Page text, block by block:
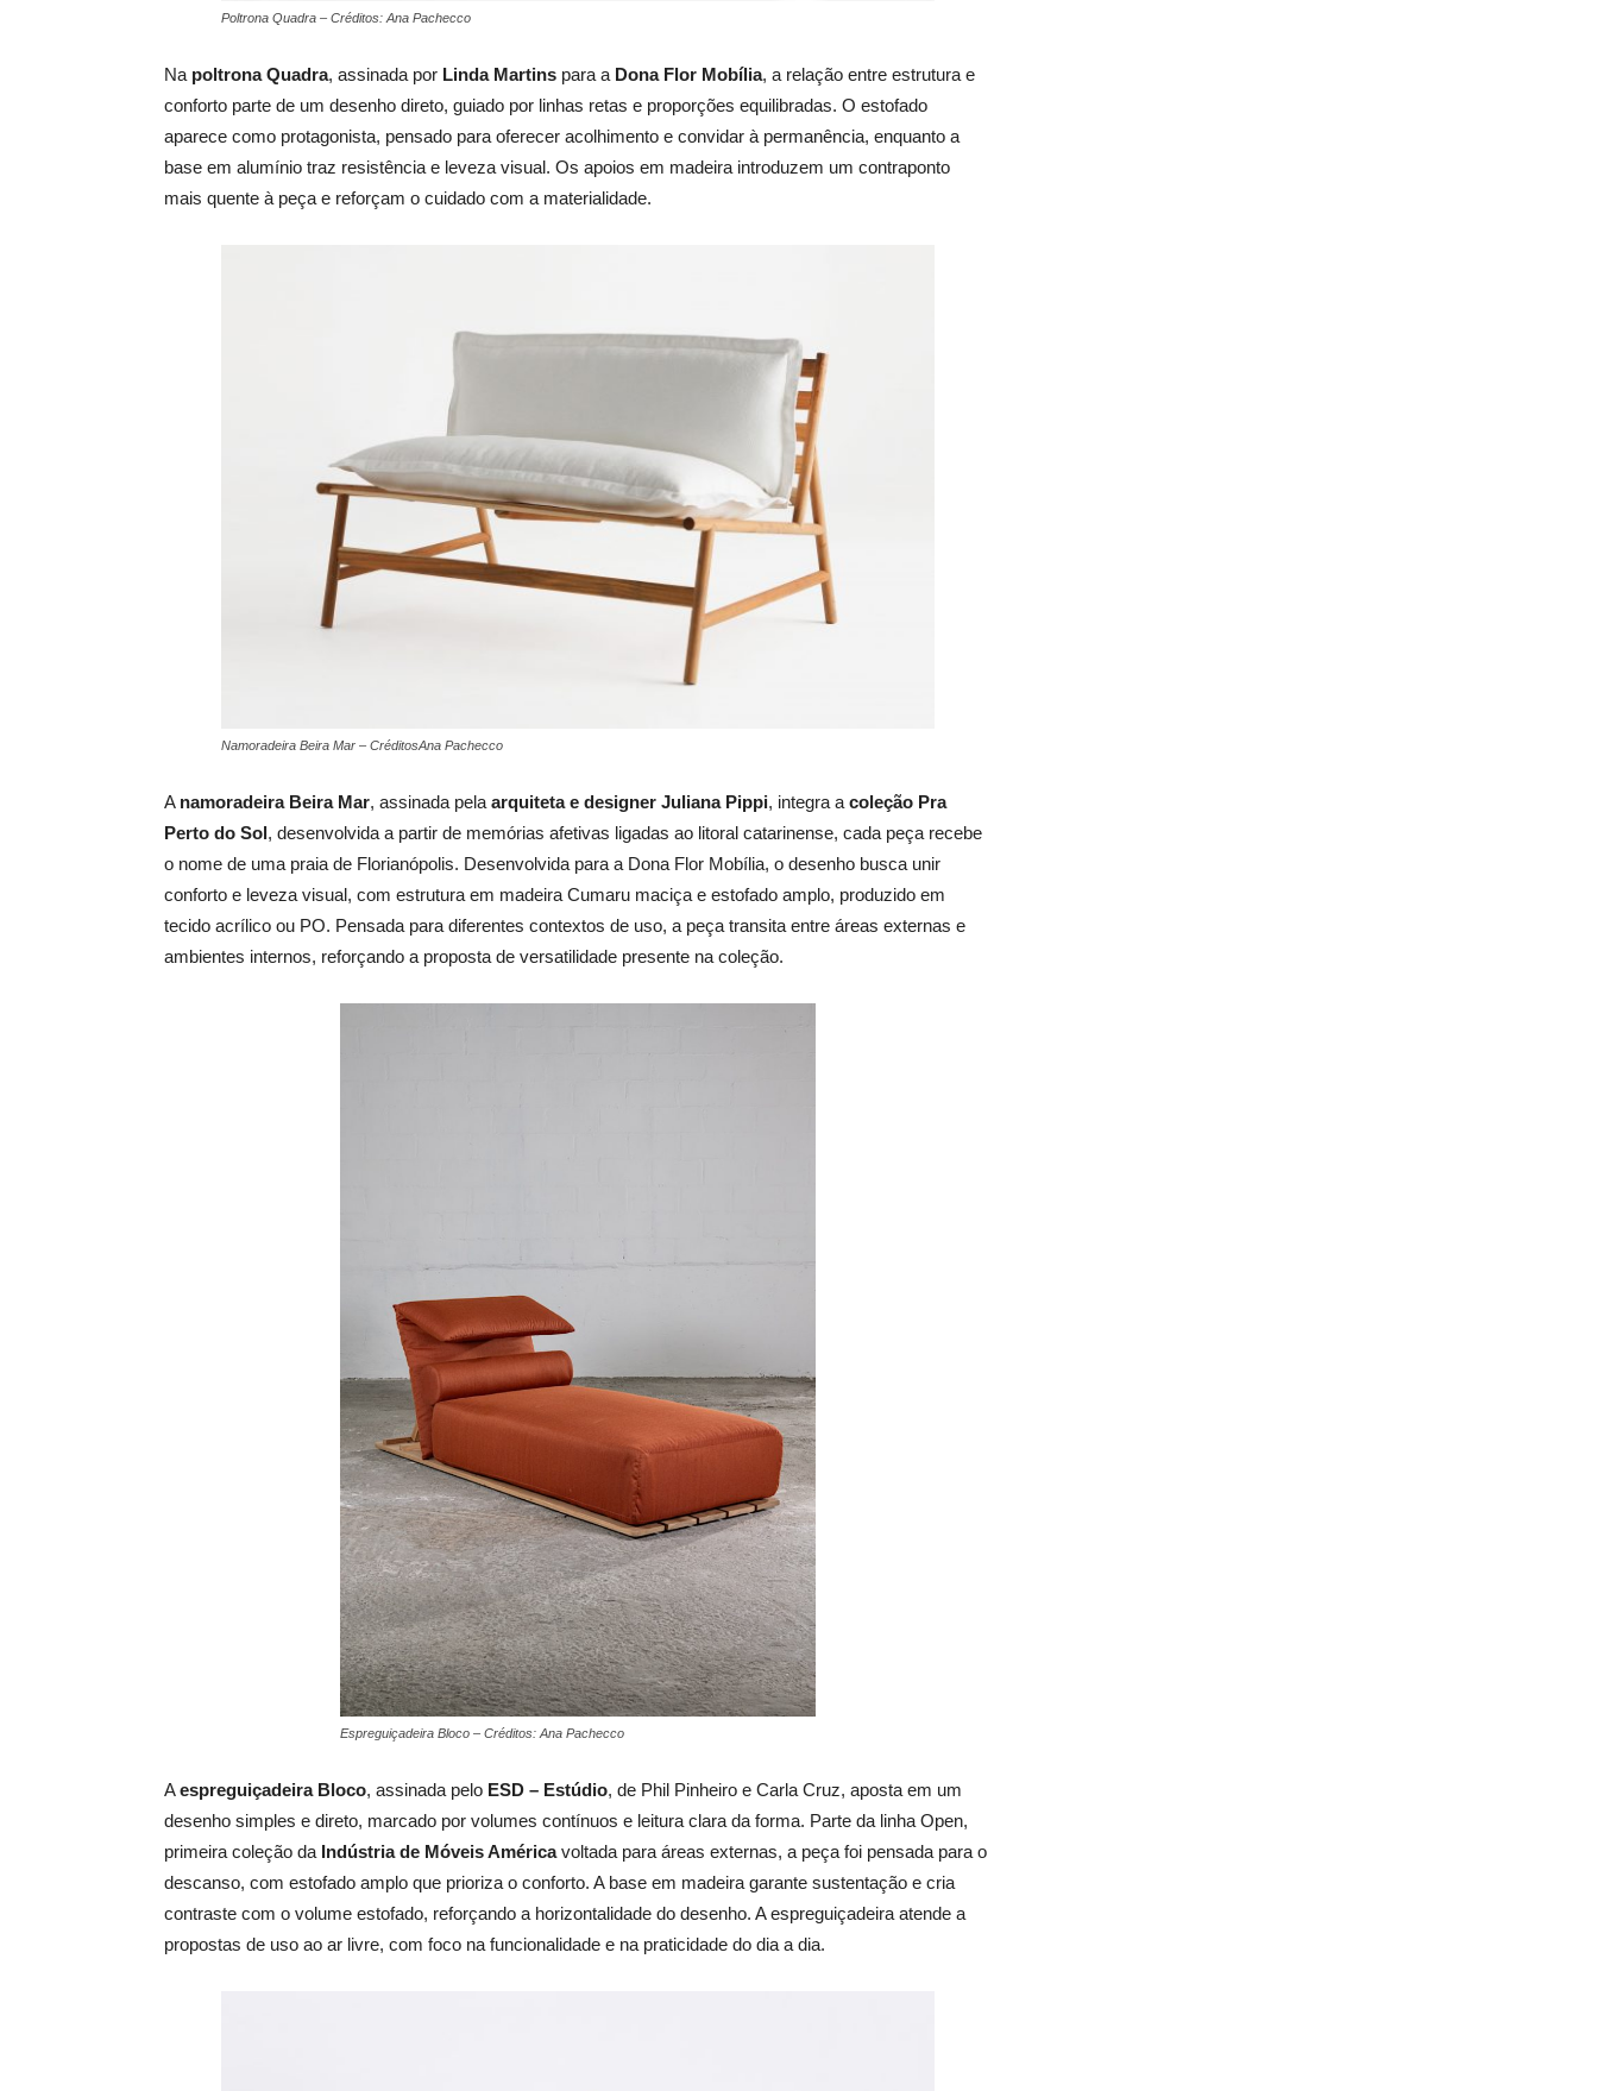
Poltrona Quadra – Créditos: Ana Pachecco
Na poltrona Quadra, assinada por Linda Martins para a Dona Flor Mobília, a relação entre estrutura e
conforto parte de um desenho direto, guiado por linhas retas e proporções equilibradas. O estofado
aparece como protagonista, pensado para oferecer acolhimento e convidar à permanência, enquanto a
base em alumínio traz resistência e leveza visual. Os apoios em madeira introduzem um contraponto
mais quente à peça e reforçam o cuidado com a materialidade.
Namoradeira Beira Mar – CréditosAna Pachecco
A namoradeira Beira Mar, assinada pela arquiteta e designer Juliana Pippi, integra a coleção Pra
Perto do Sol, desenvolvida a partir de memórias afetivas ligadas ao litoral catarinense, cada peça recebe
o nome de uma praia de Florianópolis. Desenvolvida para a Dona Flor Mobília, o desenho busca unir
conforto e leveza visual, com estrutura em madeira Cumaru maciça e estofado amplo, produzido em
tecido acrílico ou PO. Pensada para diferentes contextos de uso, a peça transita entre áreas externas e
ambientes internos, reforçando a proposta de versatilidade presente na coleção.
Espreguiçadeira Bloco – Créditos: Ana Pachecco
Aespreguiçadeira Bloco, assinada pelo ESD – Estúdio, de Phil Pinheiro e Carla Cruz, aposta em um
desenho simples e direto, marcado por volumes contínuos e leitura clara da forma. Parte da linha Open,
primeira coleção da Indústria de Móveis Américavoltada para áreas externas, a peça foi pensada para o
descanso, com estofado amplo que prioriza o conforto. A base em madeira garante sustentação e cria
contraste com o volume estofado, reforçando a horizontalidade do desenho. A espreguiçadeira atende a
propostas de uso ao ar livre, com foco na funcionalidade e na praticidade do dia a dia.